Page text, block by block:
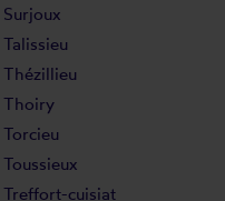
Surjoux
Talissieu
Thézillieu
Thoiry
Torcieu
Toussieux
Treffort-cuisiat